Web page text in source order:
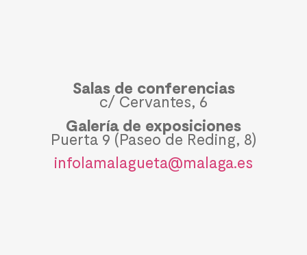
Salas de conferencias
c/ Cervantes, 6
Galería de exposiciones
Puerta 9 (Paseo de Reding, 8)
infolamalagueta@malaga.es